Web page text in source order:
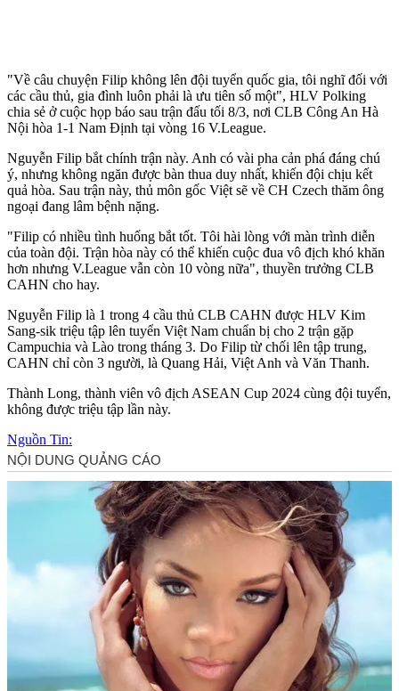
"Về câu chuyện Filip không lên đội tuyển quốc gia, tôi nghĩ đối với
các cầu thủ, gia đình luôn phải là ưu tiên số một", HLV Polking
chia sẻ ở cuộc họp báo sau trận đấu tối 8/3, nơi CLB Công An Hà
Nội hòa 1-1 Nam Định tại vòng 16 V.League.
Nguyễn Filip bắt chính trận này. Anh có vài pha cản phá đáng chú
ý, nhưng không ngăn được bàn thua duy nhất, khiến đội chịu kết
quả hòa. Sau trận này, thủ môn gốc Việt sẽ về CH Czech thăm ông
ngoại đang lâm bệnh nặng.
"Filip có nhiều tình huống bắt tốt. Tôi hài lòng với màn trình diễn
của toàn đội. Trận hòa này có thể khiến cuộc đua vô địch khó khăn
hơn nhưng V.League vẫn còn 10 vòng nữa", thuyền trưởng CLB
CAHN cho hay.
Nguyễn Filip là 1 trong 4 cầu thủ CLB CAHN được HLV Kim
Sang-sik triệu tập lên tuyển Việt Nam chuẩn bị cho 2 trận gặp
Campuchia và Lào trong tháng 3. Do Filip từ chối lên tập trung,
CAHN chỉ còn 3 người, là Quang Hải, Việt Anh và Văn Thanh.
Thành Long, thành viên vô địch ASEAN Cup 2024 cùng đội tuyển,
không được triệu tập lần này.
Nguồn Tin: